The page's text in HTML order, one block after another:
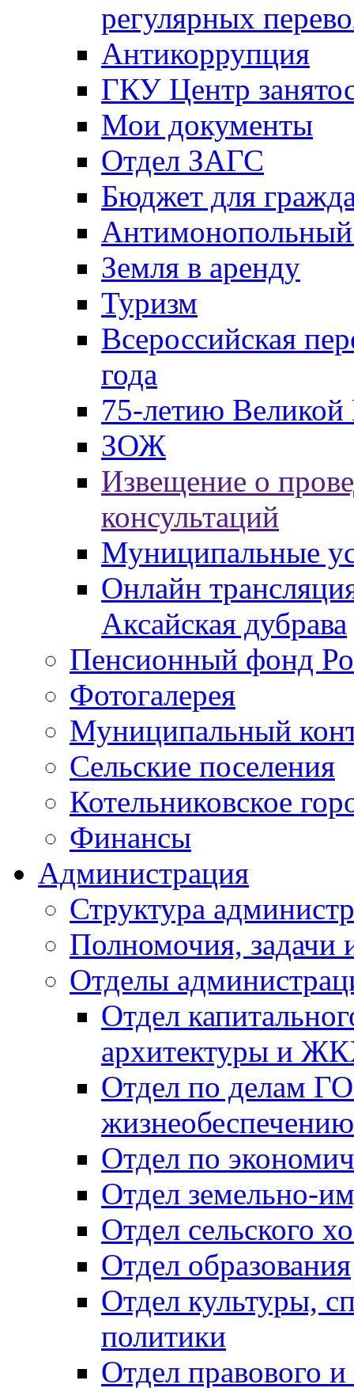
регулярных
Антикоррупция
ГКУ Центр
Мои документы
Отдел ЗАГС
Бюджет для
Антимонопольный
Земля в аренду
Туризм
Всероссийская
года
75-летию
ЗОЖ
Извещение о
консультаций
Муниципальные
Онлайн
Аксайская дубрава
Пенсионный фонд
Фотогалерея
Муниципальный
Сельские поселения
Котельниковское
Финансы
Администрация
Структура
Полномочия, задачи
Отделы
Отдел
архитектуры и
Отдел по делам
Отдел по
Отдел земельно-
Отдел сельского
Отдел образования
Отдел культуры,
политики
Отдел правового